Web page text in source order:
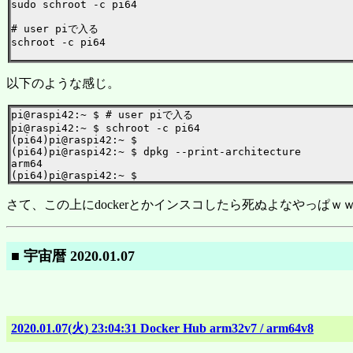
sudo schroot -c pi64
# user piで入る
schroot -c pi64
以下のような感じ。
pi@raspi42:~ $ # user piで入る
pi@raspi42:~ $ schroot -c pi64
(pi64)pi@raspi42:~ $
(pi64)pi@raspi42:~ $ dpkg --print-architecture
arm64
さて、この上にdockerとかインスコしたら死ぬよなやっぱｗ
■ 宇宙暦 2020.01.07
2020.01.07(火) 23:04:31 Docker Hub arm32v7 / arm64v8